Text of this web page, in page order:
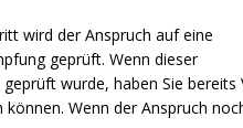
wird der Anspruch auf eine
geprüft. Wenn dieser
wurde, haben Sie
können. Wenn der Anspruch